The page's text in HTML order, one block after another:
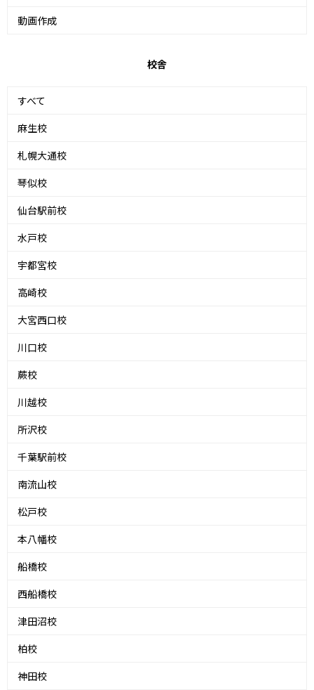
動画作成
校舎
すべて
麻生校
札幌大通校
琴似校
仙台駅前校
水戸校
宇都宮校
高崎校
大宮西口校
川口校
蕨校
川越校
所沢校
千葉駅前校
南流山校
松戸校
本八幡校
船橋校
西船橋校
津田沼校
柏校
神田校